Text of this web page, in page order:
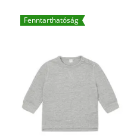
Fenntarthatóság